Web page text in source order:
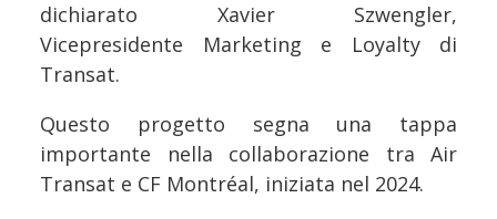
dichiarato Xavier Szwengler,
Vicepresidente Marketing e Loyalty di
Transat.
Questo progetto segna una tappa
importante nella collaborazione tra Air
Transat e CF Montréal, iniziata nel 2024.